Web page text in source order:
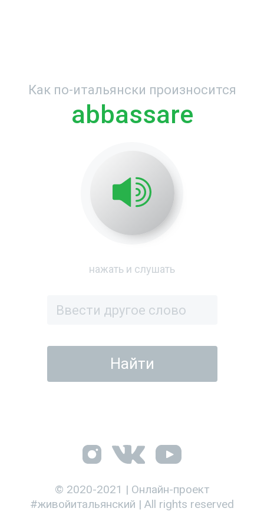
Как по-итальянски произносится
abbassare
нажать и слушать
© 2020-2021 | Онлайн-проект
#живойитальянский | All rights reserved